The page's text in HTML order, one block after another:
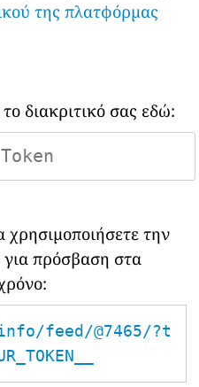
της πλατφόρμας
διακριτικό σας εδώ:
χρησιμοποιήσετε την
πρόσβαση στα
feed/@7465/?t